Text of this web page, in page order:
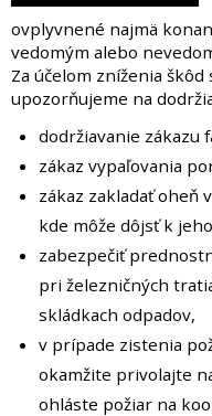
ovplyvnené najmä
vedomým alebo
Za účelom zníženia
upozorňujeme na
dodržiavanie zákazu
zákaz vypaľovania
zákaz zakladať oheň
kde môže dôjsť k
zabezpečiť
pri železničných
skládkach odpadov,
v prípade zistenia
okamžite privolajte
ohláste požiar na